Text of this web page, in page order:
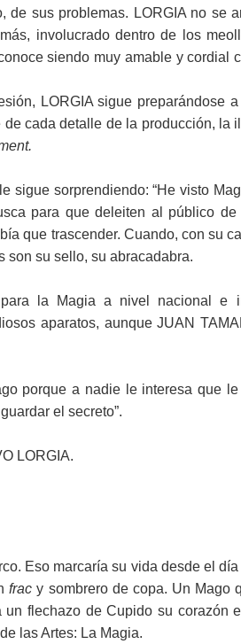
sus problemas. LORGIA no se
involucrado dentro de los
siendo muy amable y cordial
LORGIA sigue preparándose
cada detalle de la producción, la
sorprendiendo: “He visto
para que deleiten al público
que trascender. Cuando, con su
son su sello, su abracadabra.
la Magia a nivel nacional e
aparatos, aunque JUAN
porque a nadie le interesa que
el secreto”.
LORGIA.
Eso marcaría su vida desde el
fracy sombrero de copa. Un Mago
flechazo de Cupido su corazón
las Artes: La Magia.